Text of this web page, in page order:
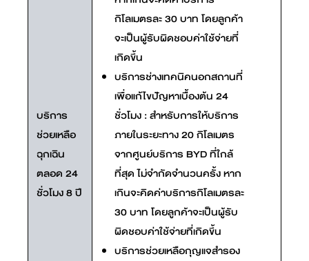
บริการ
ช่วยเหลือ
ฉุกเฉิน
ตลอด 24
ชั่วโมง 8 ปี
กิโลเมตรละ 30 บาท โดยลูกค้า
จะเป็นผู้รับผิดชอบค่าใช้จ่ายที่
เกิดขึ้น
บริการช่างเทคนิคนอกสถานที่
เพื่อแก้ไขปัญหาเบื้องต้น 24
ชั่วโมง : สำหรับการให้บริการ
ภายในระยะทาง 20 กิโลเมตร
จากศูนย์บริการ BYD ที่ใกล้
ที่สุด ไม่จำกัดจำนวนครั้ง หาก
เกินจะคิดค่าบริการกิโลเมตรละ
30 บาท โดยลูกค้าจะเป็นผู้รับ
ผิดชอบค่าใช้จ่ายที่เกิดขึ้น
บริการช่วยเหลือกุญแจสำรอง